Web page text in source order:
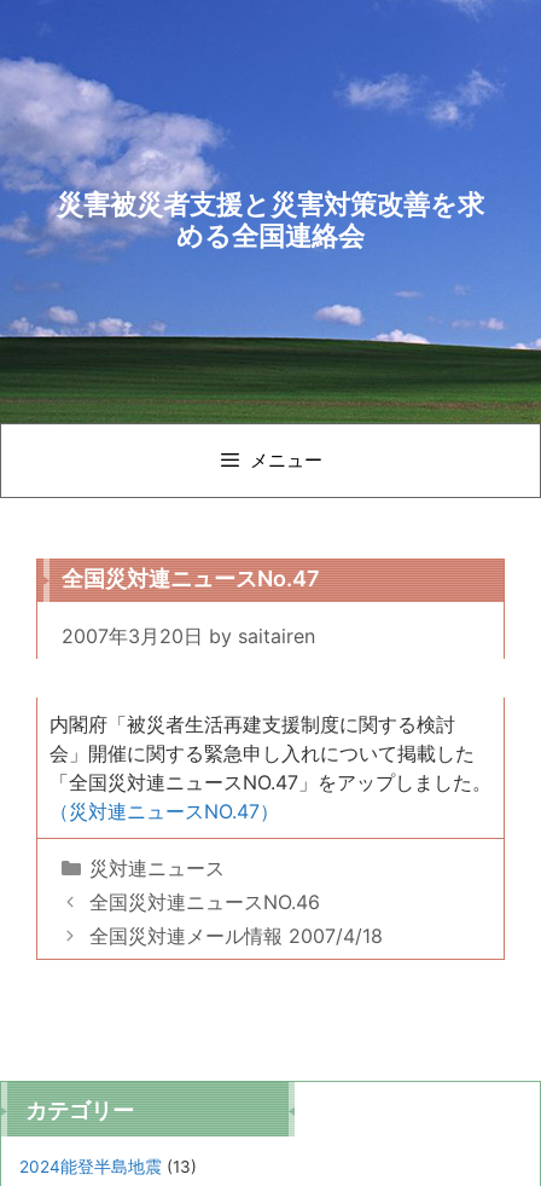
テ
ツ
へ
ス
キ
ッ
災害被災者支援と災害対策改善を求
める全国連絡会
メニュー
全国災対連ニュースNo.47
2007年3月20日 by saitairen
内閣府「被災者生活再建支援制度に関する検討
会」開催に関する緊急申し入れについて掲載した
「全国災対連ニュースNO.47」をアップしました。
（災対連ニュースNO.47）
カ
テ
ゴ
リ
災対連ニュース
全国災対連ニュースNO.46
全国災対連メール情報 2007/4/18
カテゴリー
2024能登半島地震 (13)